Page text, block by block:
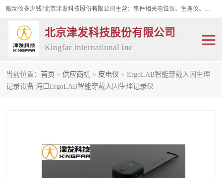
眼动仪多少钱?北京津发科技股份有限公司主营：事件相关电位仪、生理仪、肌电仪、脑电仪、皮电仪、眼动仪；是国家级高新技术企业、科技部认定的科技型中小企业和中关村高新技术企业，具备保密资格，具备自主进出口经营权；自主研发技术、产品与服务荣获多项省部级科学技术奖励、国家发明专利、国家软件著作权和省部级新技术新产品（服务）认证。
北京津发科技股份有限公司
Kingfar International Inc
当前位置： 首页 > 供应商机 > 皮电仪 > ErgoLAB智能穿戴人因生理
记录设备 海口ErgoLAB智能穿戴人因生理记录仪
皮电仪 脑电仪
行为观察与表情分析 动作捕捉与生物力学